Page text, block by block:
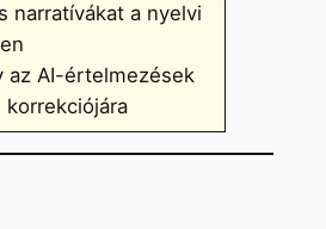
narratívákat a nyelvi
az AI-értelmezések
korrekciójára